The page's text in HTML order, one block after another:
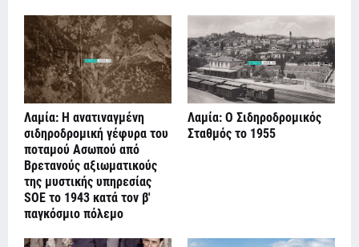
Λαμία: Η ανατιναγμένη
σιδηροδρομική γέφυρα του
ποταμού Ασωπού από
Βρετανούς αξιωματικούς
της μυστικής υπηρεσίας
SOE το 1943 κατά τον β'
παγκόσμιο πόλεμο
Λαμία: Ο Σιδηροδρομικός
Σταθμός το 1955